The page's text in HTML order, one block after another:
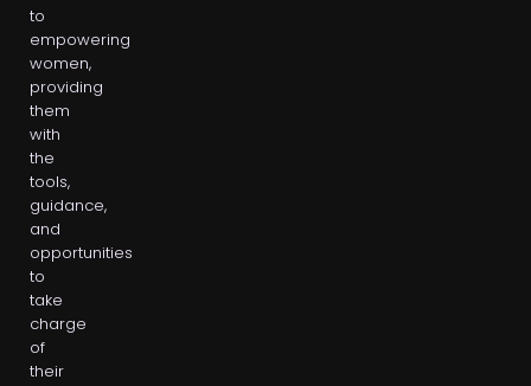
to
empowering
women,
providing
them
with
the
tools,
guidance,
and
opportunities
to
take
charge
of
their